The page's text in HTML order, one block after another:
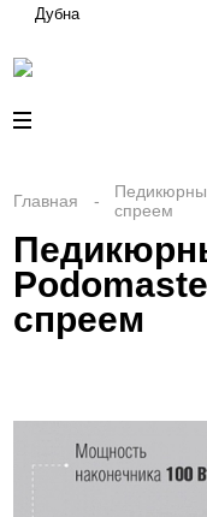
Дубна
Главная
спреем
спреем